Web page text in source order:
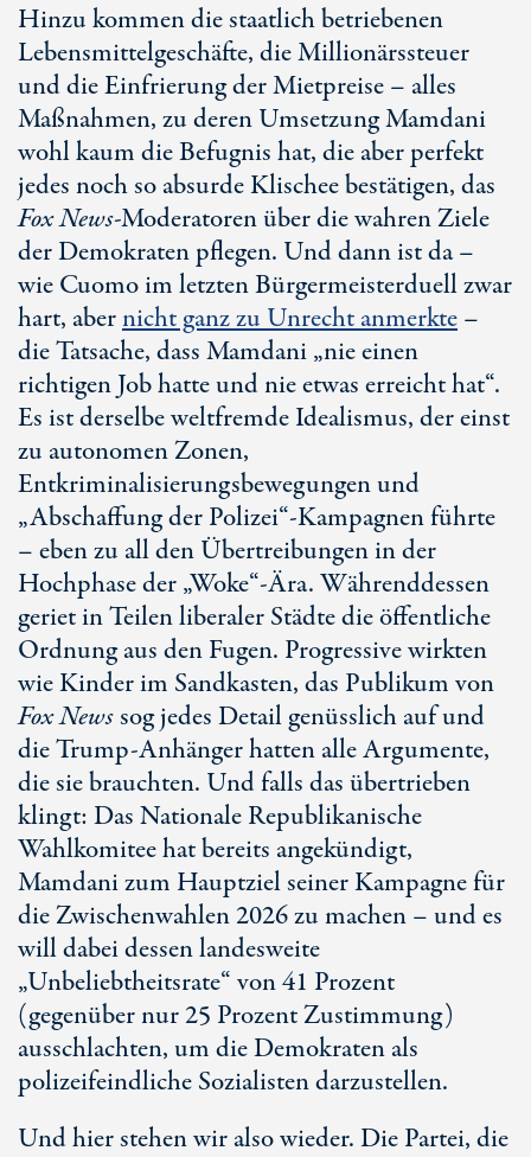
Hinzu kommen die staatlich betriebenen
Lebensmittelgeschäfte, die Millionärssteuer
und die Einfrierung der Mietpreise – alles
Maßnahmen, zu deren Umsetzung Mamdani
wohl kaum die Befugnis hat, die aber perfekt
jedes noch so absurde Klischee bestätigen, das
Fox News-Moderatoren über die wahren Ziele
der Demokraten pflegen. Und dann ist da –
wie Cuomo im letzten Bürgermeisterduell zwar
hart, abernicht ganz zu Unrecht anmerkte–
die Tatsache, dass Mamdani „nie einen
richtigen Job hatte und nie etwas erreicht hat“.
Es ist derselbe weltfremde Idealismus, der einst
zu autonomen Zonen,
Entkriminalisierungsbewegungen und
„Abschaffung der Polizei“-Kampagnen führte
– eben zu all den Übertreibungen in der
Hochphase der „Woke“-Ära. Währenddessen
geriet in Teilen liberaler Städte die öffentliche
Ordnung aus den Fugen. Progressive wirkten
wie Kinder im Sandkasten, das Publikum von
Fox Newssog jedes Detail genüsslich auf und
die Trump-Anhänger hatten alle Argumente,
die sie brauchten. Und falls das übertrieben
klingt: Das Nationale Republikanische
Wahlkomitee hat bereits angekündigt,
Mamdani zum Hauptziel seiner Kampagne für
die Zwischenwahlen 2026 zu machen – und es
will dabei dessen landesweite
„Unbeliebtheitsrate“ von41 Prozent
(gegenüber nur25 ProzentZustimmung)
ausschlachten, um die Demokraten als
polizeifeindliche Sozialisten darzustellen.
Und hier stehen wir also wieder. Die Partei, die